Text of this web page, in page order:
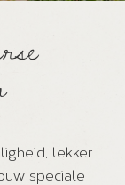
lekker
speciale